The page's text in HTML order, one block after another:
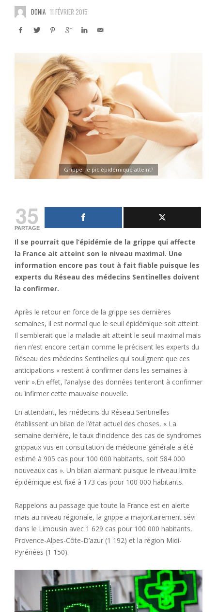
DONIA 11 FÉVRIER 2015
Grippe: le pic épidémique atteint?
35
PARTAGE
Il se pourrait que l’épidémie de la grippe qui affecte
la France ait atteint son le niveau maximal. Une
information encore pas tout à fait fiable puisque les
experts du Réseau des médecins Sentinelles doivent
la confirmer.
Après le retour en force de la grippe ses dernières
semaines, il est normal que le seuil épidémique soit atteint.
Il semblerait que la maladie ait atteint le seuil maximal mais
rien n’est encore certain comme le précisent les experts du
Réseau des médecins Sentinelles qui soulignent que ces
anticipations « restent à confirmer dans les semaines à
venir ».En effet, l’analyse des données tenteront à confirmer
ou infirmer cette mauvaise nouvelle.
En attendant, les médecins du Réseau Sentinelles
établissent un bilan de l’état actuel des choses, « La
semaine dernière, le taux d’incidence des cas de syndromes
grippaux vus en consultation de médecine générale a été
estimé à 905 cas pour 100 000 habitants, soit 584 000
nouveaux cas ». Un bilan alarmant puisque le niveau limite
épidémique est fixé à 173 cas pour 100 000 habitants.
Rappelons au passage que toute la France est en alerte
mais au niveau régionale, la grippe a majoritairement sévi
dans le Limousin avec 1 629 cas pour 100 000 habitants,
Provence-Alpes-Côte-D’azur (1 192) et la région Midi-
Pyrénées (1 150).